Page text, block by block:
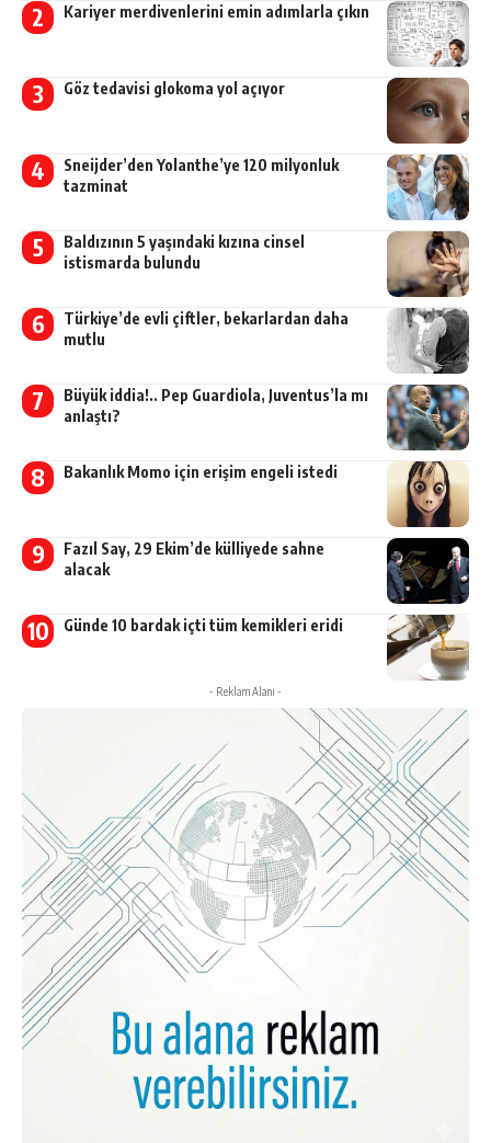
Kariyer merdivenlerini emin adımlarla çıkın
Göz tedavisi glokoma yol açıyor
Sneijder’den Yolanthe’ye 120 milyonluk
tazminat
Baldızının 5 yaşındaki kızına cinsel
istismarda bulundu
Türkiye’de evli çiftler, bekarlardan daha
mutlu
Büyük iddia!.. Pep Guardiola, Juventus’la mı
anlaştı?
Bakanlık Momo için erişim engeli istedi
Fazıl Say, 29 Ekim’de külliyede sahne
alacak
Günde 10 bardak içti tüm kemikleri eridi
- Reklam Alanı -